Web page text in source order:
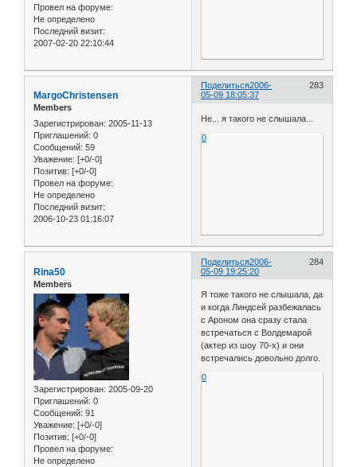
Провел на форуме:
Не определено
Последний визит:
2007-02-20 22:10:44
Поделиться 283
2006-
05-09 18:05:37
MargoChristensen
Members
Зарегистрирован: 2005-11-13
Приглашений: 0
Сообщений: 59
Уважение: [+0/-0]
Позитив: [+0/-0]
Провел на форуме:
Не определено
Последний визит:
2006-10-23 01:16:07
Не... я такого не слышала...
0
Поделиться 284
2006-
05-09 19:25:20
Rina50
Members
Зарегистрирован: 2005-09-20
Приглашений: 0
Сообщений: 91
Уважение: [+0/-0]
Позитив: [+0/-0]
Провел на форуме:
Не определено
Я тоже такого не слышала, да
и когда Линдсей разбежалась
с Ароном она сразу стала
встречаться с Волдемарой
(актер из шоу 70-х) и они
встречались довольно долго.
0